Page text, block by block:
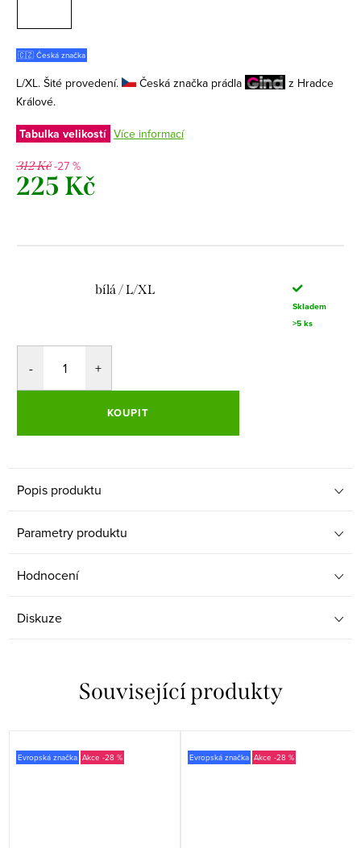
🇨🇿 Česká značka
L/XL. Šité provedení. Česká značka prádla
z Hradce
Králové.
Tabulka velikostí Více informací
312 Kč-27 %
225 Kč
bílá / L/XL
Skladem
>5 ks
KOUPIT
Popis produktu
Parametry produktu
Hodnocení
Diskuze
Související produkty
Evropská značka -28 % Evropská značka -28 %